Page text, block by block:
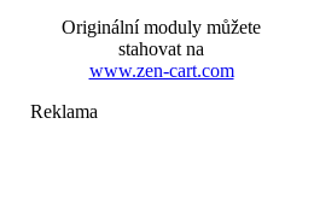
Originální moduly můžete
stahovat na
www.zen-cart.com
Reklama